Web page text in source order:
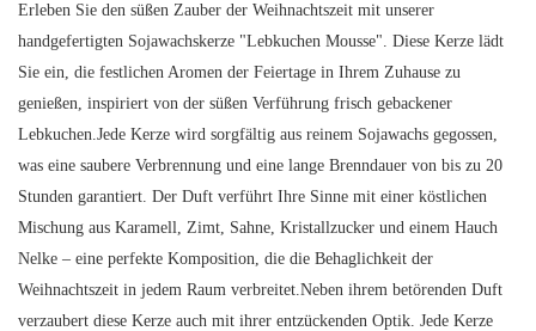
Erleben Sie den süßen Zauber der Weihnachtszeit mit unserer
handgefertigten Sojawachskerze "Lebkuchen Mousse". Diese Kerze lädt
Sie ein, die festlichen Aromen der Feiertage in Ihrem Zuhause zu
genießen, inspiriert von der süßen Verführung frisch gebackener
Lebkuchen.Jede Kerze wird sorgfältig aus reinem Sojawachs gegossen,
was eine saubere Verbrennung und eine lange Brenndauer von bis zu 20
Stunden garantiert. Der Duft verführt Ihre Sinne mit einer köstlichen
Mischung aus Karamell, Zimt, Sahne, Kristallzucker und einem Hauch
Nelke – eine perfekte Komposition, die die Behaglichkeit der
Weihnachtszeit in jedem Raum verbreitet.Neben ihrem betörenden Duft
verzaubert diese Kerze auch mit ihrer entzückenden Optik. Jede Kerze